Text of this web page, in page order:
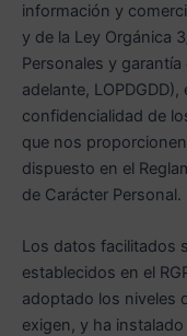
información y
y de la Ley Orgánica
Personales y
adelante,
confidencialidad de
que nos
dispuesto en el
de Carácter Personal.
Los datos facilitados
establecidos en el
adoptado los niveles
exigen, y ha